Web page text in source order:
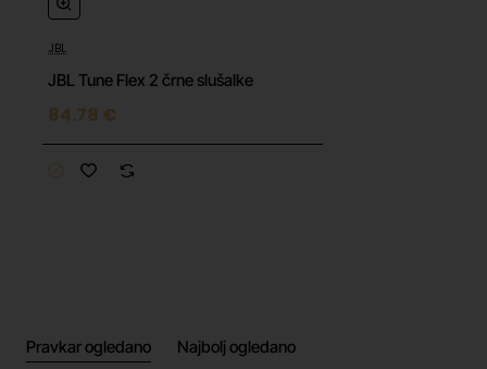
JBL
JBL Tune Flex 2 črne slušalke
84.78 €
Pravkar ogledano Najbolj ogledano